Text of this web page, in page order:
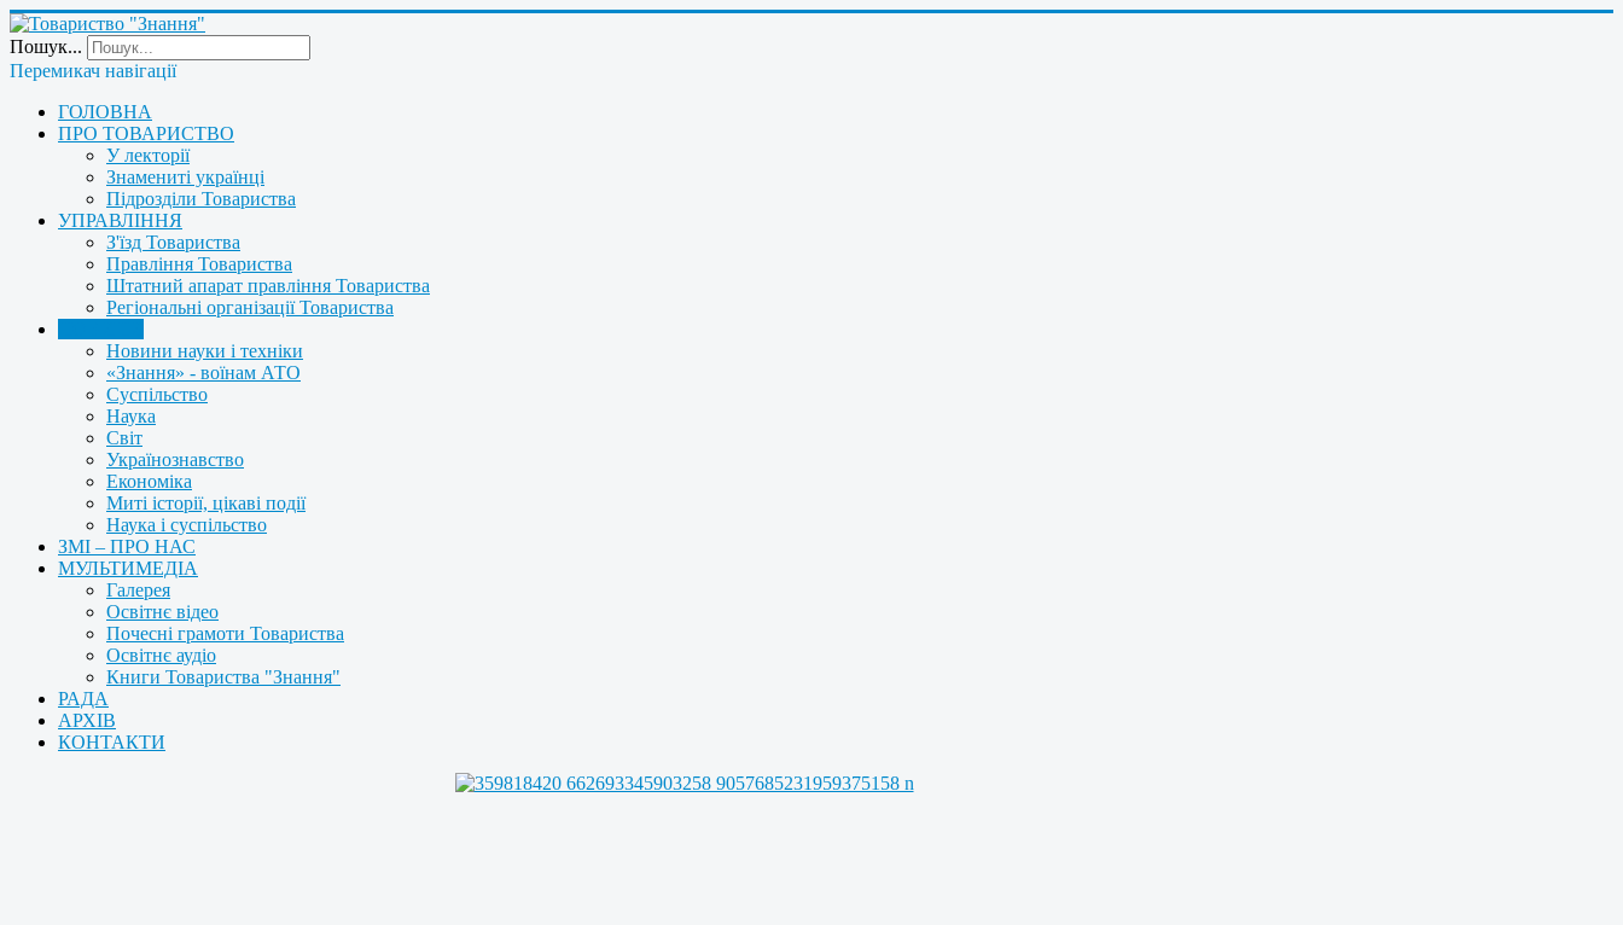
Пошук...
Перемикач навігації
ГОЛОВНА
ПРО ТОВАРИСТВО
У лекторії
Знамениті українці
Підрозділи Товариства
УПРАВЛІННЯ
З'їзд Товариства
Правління Товариства
Штатний апарат правління Товариства
Регіональні організації Товариства
Новини науки і техніки
«Знання» - воїнам АТО
Суспільство
Наука
Світ
Українознавство
Економіка
Миті історії, цікаві події
Наука і суспільство
ЗМІ – ПРО НАС
МУЛЬТИМЕДІА
Галерея
Освітнє відео
Почесні грамоти Товариства
Освітнє аудіо
Книги Товариства "Знання"
РАДА
АРХІВ
КОНТАКТИ